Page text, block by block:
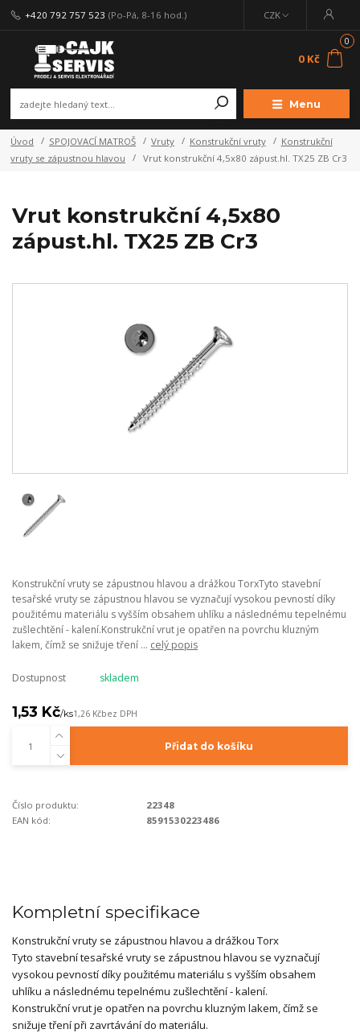
Menu
CZK
+420 792 757 523 (Po-Pá, 8-16 hod.)
0
0 Kč
Úvod SPOJOVACÍ MATROŠ Vruty Konstrukční vruty
Konstrukční
vruty se zápustnou hlavou
Vrut konstrukční 4,5x80 zápust.hl. TX25 ZB Cr3
Vrut konstrukční 4,5x80
zápust.hl. TX25 ZB Cr3
Konstrukční vruty se zápustnou hlavou a drážkou TorxTyto stavební
tesařské vruty se zápustnou hlavou se vyznačují vysokou pevností díky
použitému materiálu s vyšším obsahem uhlíku a následnému tepelnému
zušlechtění - kalení.Konstrukční vrut je opatřen na povrchu kluzným
lakem, čímž se snižuje tření ... celý popis
Dostupnost skladem
1,53 Kč/ks1,26 Kčbez DPH
Přidat do košíku
Číslo produktu:
22348
EAN kód:
8591530223486
Kompletní specifikace
Konstrukční vruty se zápustnou hlavou a drážkou Torx
Tyto stavební tesařské vruty se zápustnou hlavou se vyznačují
vysokou pevností díky použitému materiálu s vyšším obsahem
uhlíku a následnému tepelnému zušlechtění - kalení.
Konstrukční vrut je opatřen na povrchu kluzným lakem, čímž se
snižuje tření při zavrtávání do materiálu.